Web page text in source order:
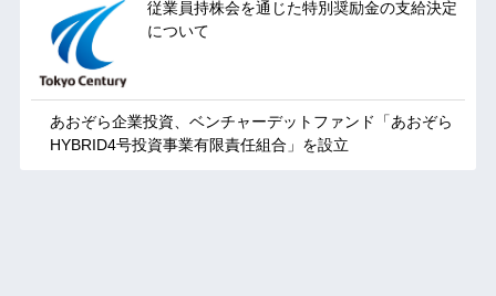
従業員持株会を通じた特別奨励金の支給決定
について
あおぞら企業投資、ベンチャーデットファンド「あおぞら
HYBRID4号投資事業有限責任組合」を設立